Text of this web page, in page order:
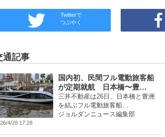
Twitterで
つぶやく
通記事
4/28 17:28
国内初、民間フル電動旅客船
が定期就航 日本橋〜豊…
三井不動産は26日、日本橋と豊洲
を結ぶフル電動旅客船…
ジョルダンニュース編集部